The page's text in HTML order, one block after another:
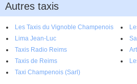
Autres taxis
Les Taxis du Vignoble Champenois
Lima Jean-Luc
Taxis Radio Reims
Taxis de Reims
Taxi Champenois (Sarl)